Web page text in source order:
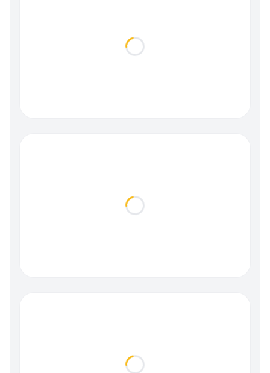
Loading...
Loading...